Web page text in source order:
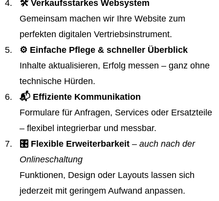
🛠️ Verkaufsstarkes Websystem
Gemeinsam machen wir Ihre Website zum
perfekten digitalen Vertriebsinstrument.
⚙️ Einfache Pflege & schneller Überblick
Inhalte aktualisieren, Erfolg messen – ganz ohne
technische Hürden.
📬 Effiziente Kommunikation
Formulare für Anfragen, Services oder Ersatzteile
– flexibel integrierbar und messbar.
🎛️ Flexible Erweiterbarkeit – auch nach der
Onlineschaltung
Funktionen, Design oder Layouts lassen sich
jederzeit mit geringem Aufwand anpassen.